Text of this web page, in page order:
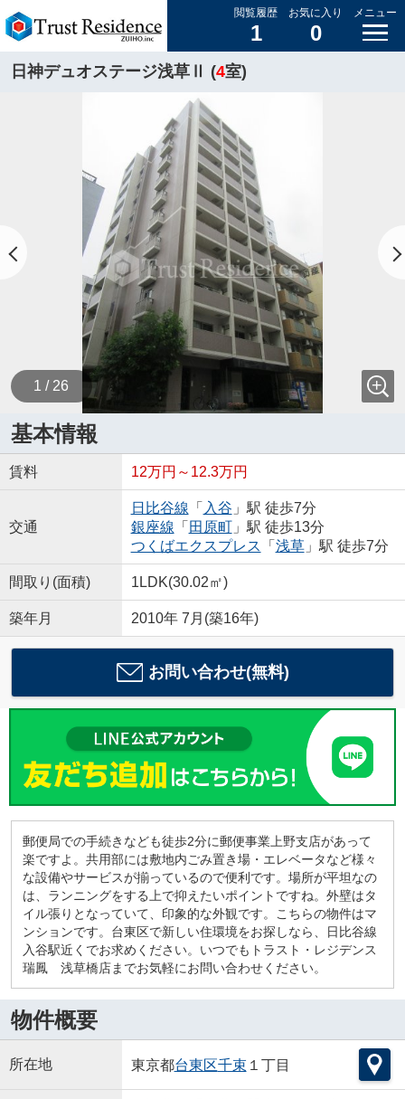
閲覧履歴
1
お気に入り
0
メニュー
日神デュオステージ浅草Ⅱ (4室)
1 / 26
基本情報
賃料 12万円～12.3万円
交通
日比谷線 「 入谷 」駅 徒歩7分
銀座線 「 田原町」駅 徒歩13分
つくばエクスプレス 「 浅草」駅 徒歩7分
間取り(面積) 1LDK(30.02㎡)
築年月 2010年 7月(築16年)
お問い合わせ(無料)
郵便局での手続きなども徒歩2分に郵便事業上野支店があって
楽ですよ。共用部には敷地内ごみ置き場・エレベータなど様々
な設備やサービスが揃っているので便利です。場所が平坦なの
は、ランニングをする上で抑えたいポイントですね。外壁はタ
イル張りとなっていて、印象的な外観です。こちらの物件はマ
ンションです。台東区で新しい住環境をお探しなら、日比谷線
入谷駅近くでお求めください。いつでもトラスト・レジデンス
瑞鳳 浅草橋店までお気軽にお問い合わせください。
物件概要
所在地 東京都台東区千束 １丁目